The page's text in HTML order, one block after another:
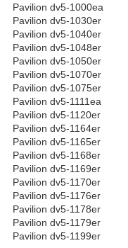
Pavilion dv5-1000ea
Pavilion dv5-1030er
Pavilion dv5-1040er
Pavilion dv5-1048er
Pavilion dv5-1050er
Pavilion dv5-1070er
Pavilion dv5-1075er
Pavilion dv5-1111ea
Pavilion dv5-1120er
Pavilion dv5-1164er
Pavilion dv5-1165er
Pavilion dv5-1168er
Pavilion dv5-1169er
Pavilion dv5-1170er
Pavilion dv5-1176er
Pavilion dv5-1178er
Pavilion dv5-1179er
Pavilion dv5-1199er